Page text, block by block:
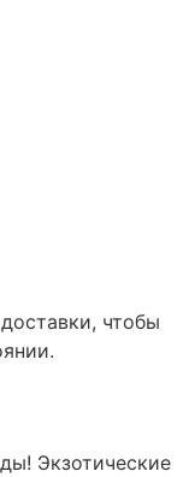
чтобы
Экзотические